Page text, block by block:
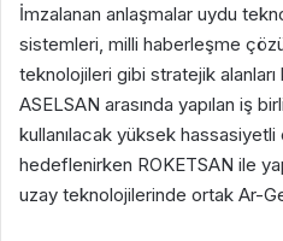
İmzalanan anlaşmalar uydu
sistemleri, milli haberleşme
teknolojileri gibi stratejik
ASELSAN arasında yapılan iş
kullanılacak yüksek hassasiyetli
hedeflenirken ROKETSAN ile
uzay teknolojilerinde ortak Ar-